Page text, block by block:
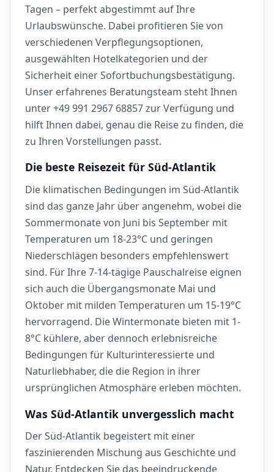
Tagen – perfekt abgestimmt auf Ihre
Urlaubswünsche. Dabei profitieren Sie von
verschiedenen Verpflegungsoptionen,
ausgewählten Hotelkategorien und der
Sicherheit einer Sofortbuchungsbestätigung.
Unser erfahrenes Beratungsteam steht Ihnen
unter +49 991 2967 68857 zur Verfügung und
hilft Ihnen dabei, genau die Reise zu finden, die
zu Ihren Vorstellungen passt.
Die beste Reisezeit für Süd-Atlantik
Die klimatischen Bedingungen im Süd-Atlantik
sind das ganze Jahr über angenehm, wobei die
Sommermonate von Juni bis September mit
Temperaturen um 18-23°C und geringen
Niederschlägen besonders empfehlenswert
sind. Für Ihre 7-14-tägige Pauschalreise eignen
sich auch die Übergangsmonate Mai und
Oktober mit milden Temperaturen um 15-19°C
hervorragend. Die Wintermonate bieten mit 1-
8°C kühlere, aber dennoch erlebnisreiche
Bedingungen für Kulturinteressierte und
Naturliebhaber, die die Region in ihrer
ursprünglichen Atmosphäre erleben möchten.
Was Süd-Atlantik unvergesslich macht
Der Süd-Atlantik begeistert mit einer
faszinierenden Mischung aus Geschichte und
Natur. Entdecken Sie das beeindruckende